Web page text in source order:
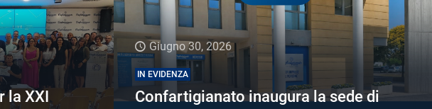
la XXI
Giugno 30, 2026
IN EVIDENZA
Confartigianato inaugura la sede di